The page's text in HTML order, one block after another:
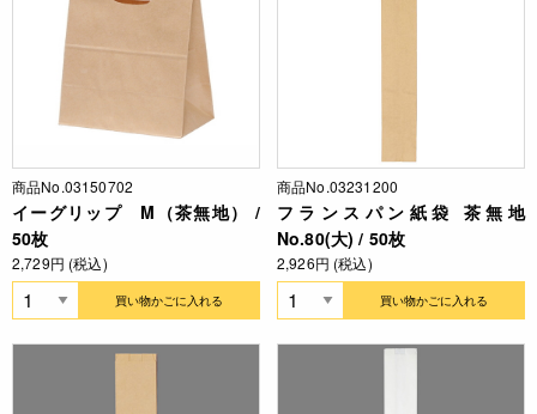
商品No.03150702
イーグリップ M（茶無地） /
50枚
2,729円 (税込)
買い物かごに入れる
商品No.03231200
フランスパン紙袋 茶無地
No.80(大) / 50枚
2,926円 (税込)
買い物かごに入れる